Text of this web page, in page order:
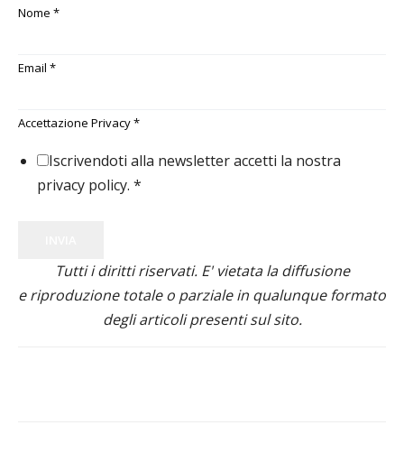
Nome *
Email *
Accettazione Privacy*
Iscrivendoti alla newsletter accetti la nostra
privacy policy. *
Tutti i diritti riservati. E' vietata la diffusione
e riproduzione totale o parziale in qualunque formato
degli articoli presenti sul sito.